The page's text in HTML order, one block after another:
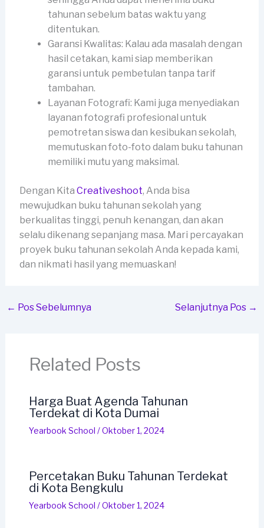
tahunan sebelum batas waktu yang
ditentukan.
Garansi Kwalitas: Kalau ada masalah dengan
hasil cetakan, kami siap memberikan
garansi untuk pembetulan tanpa tarif
tambahan.
Layanan Fotografi: Kami juga menyediakan
layanan fotografi profesional untuk
pemotretan siswa dan kesibukan sekolah,
memutuskan foto-foto dalam buku tahunan
memiliki mutu yang maksimal.
Dengan Kita Creativeshoot, Anda bisa
mewujudkan buku tahunan sekolah yang
berkualitas tinggi, penuh kenangan, dan akan
selalu dikenang sepanjang masa. Mari percayakan
proyek buku tahunan sekolah Anda kepada kami,
dan nikmati hasil yang memuaskan!
← Pos Sebelumnya Selanjutnya Pos →
Related Posts
Harga Buat Agenda Tahunan
Terdekat di Kota Dumai
Yearbook School /Oktober 1, 2024
Percetakan Buku Tahunan Terdekat
di Kota Bengkulu
Yearbook School /Oktober 1, 2024